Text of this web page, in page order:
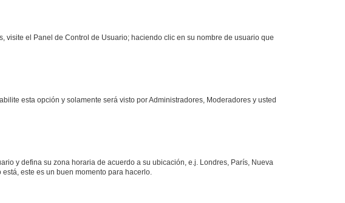
el Panel de Control de Usuario; haciendo clic en su nombre de usuario que
esta opción y solamente será visto por Administradores, Moderadores y usted
y defina su zona horaria de acuerdo a su ubicación, e.j. Londres, París, Nueva
este es un buen momento para hacerlo.